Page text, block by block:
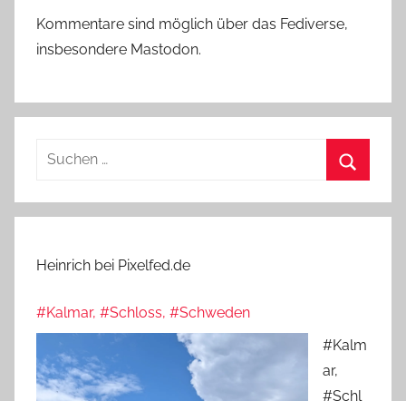
Kommentare sind möglich über das Fediverse,
insbesondere Mastodon.
Suchen
Heinrich bei Pixelfed.de
#Kalmar, #Schloss, #Schweden
#Kalm
ar,
#Schl